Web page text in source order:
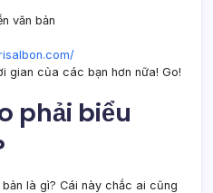
gian của các bạn hơn nữa! Go!
phải biểu
là gì? Cái này chắc ai cũng